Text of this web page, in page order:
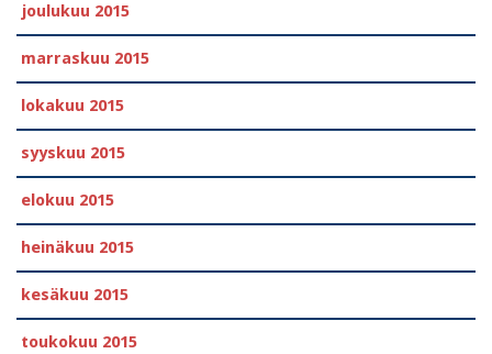
joulukuu 2015
marraskuu 2015
lokakuu 2015
syyskuu 2015
elokuu 2015
heinäkuu 2015
kesäkuu 2015
toukokuu 2015